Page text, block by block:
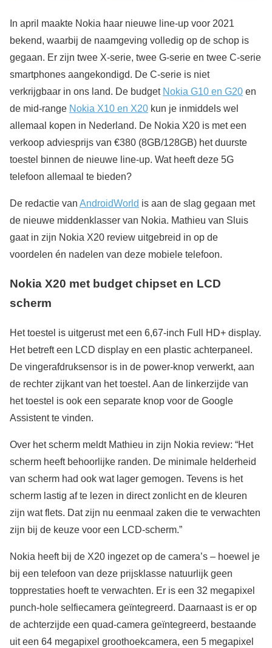
In april maakte Nokia haar nieuwe line-up voor 2021
bekend, waarbij de naamgeving volledig op de schop is
gegaan. Er zijn twee X-serie, twee G-serie en twee C-serie
smartphones aangekondigd. De C-serie is niet
verkrijgbaar in ons land. De budget Nokia G10 en G20 en
de mid-range Nokia X10 en X20 kun je inmiddels wel
allemaal kopen in Nederland. De Nokia X20 is met een
verkoop adviesprijs van €380 (8GB/128GB) het duurste
toestel binnen de nieuwe line-up. Wat heeft deze 5G
telefoon allemaal te bieden?
De redactie van AndroidWorld is aan de slag gegaan met
de nieuwe middenklasser van Nokia. Mathieu van Sluis
gaat in zijn Nokia X20 review uitgebreid in op de
voordelen én nadelen van deze mobiele telefoon.
Nokia X20 met budget chipset en LCD
scherm
Het toestel is uitgerust met een 6,67-inch Full HD+ display.
Het betreft een LCD display en een plastic achterpaneel.
De vingerafdruksensor is in de power-knop verwerkt, aan
de rechter zijkant van het toestel. Aan de linkerzijde van
het toestel is ook een separate knop voor de Google
Assistent te vinden.
Over het scherm meldt Mathieu in zijn Nokia review: “Het
scherm heeft behoorlijke randen. De minimale helderheid
van scherm had ook wat lager gemogen. Tevens is het
scherm lastig af te lezen in direct zonlicht en de kleuren
zijn wat flets. Dat zijn nu eenmaal zaken die te verwachten
zijn bij de keuze voor een LCD-scherm.”
Nokia heeft bij de X20 ingezet op de camera’s – hoewel je
bij een telefoon van deze prijsklasse natuurlijk geen
topprestaties hoeft te verwachten. Er is een 32 megapixel
punch-hole selfiecamera geïntegreerd. Daarnaast is er op
de achterzijde een quad-camera geïntegreerd, bestaande
uit een 64 megapixel groothoekcamera, een 5 megapixel